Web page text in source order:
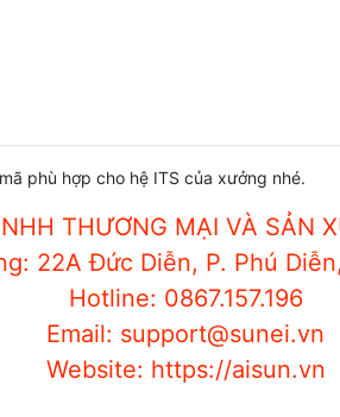
phù hợp cho hệ ITS của xưởng nhé.
THƯƠNG MẠI VÀ SẢN
22A Đức Diễn, P. Phú
Hotline: 0867.157.196
Email: support@sunei.vn
Website: https://aisun.vn